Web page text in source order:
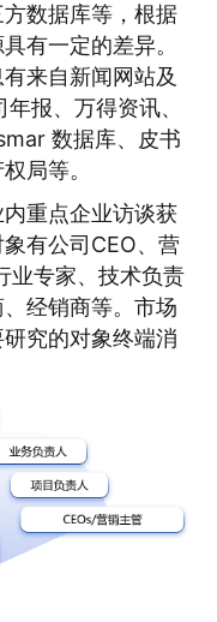
数据库等，根据
有一定的差异。
来自新闻网站及
报、万得资讯、
数据库、皮书
局等。
重点企业访谈获
有公司CEO、营
业专家、技术负责
经销商等。市场
究的对象终端消